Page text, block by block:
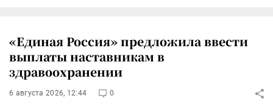
«Единая Россия» предложила ввести
выплаты наставникам в
здравоохранении
6 августа 2026, 12:44 0